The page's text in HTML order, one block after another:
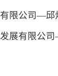
限公司—邱
展有限公